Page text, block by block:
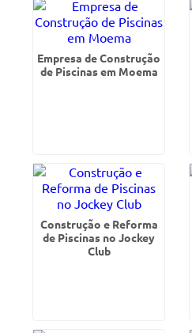
Empresa de Construção
de Piscinas em Moema
Construção e Reforma
de Piscinas no Jockey
Club